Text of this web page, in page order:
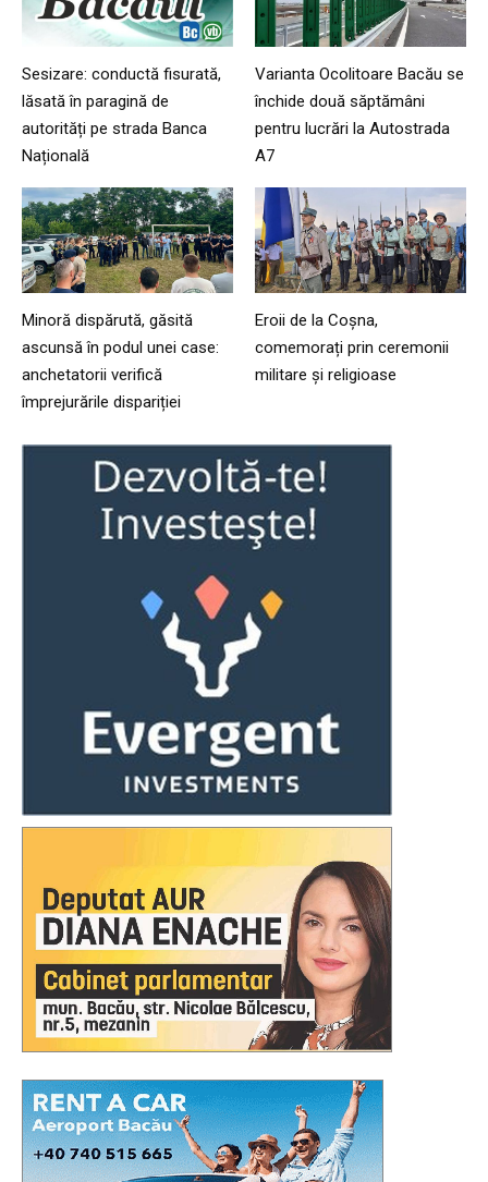
Sesizare: conductă fisurată,
lăsată în paragină de
autorități pe strada Banca
Națională
Varianta Ocolitoare Bacău se
închide două săptămâni
pentru lucrări la Autostrada
A7
Minoră dispărută, găsită
ascunsă în podul unei case:
anchetatorii verifică
împrejurările dispariției
Eroii de la Coșna,
comemorați prin ceremonii
militare și religioase